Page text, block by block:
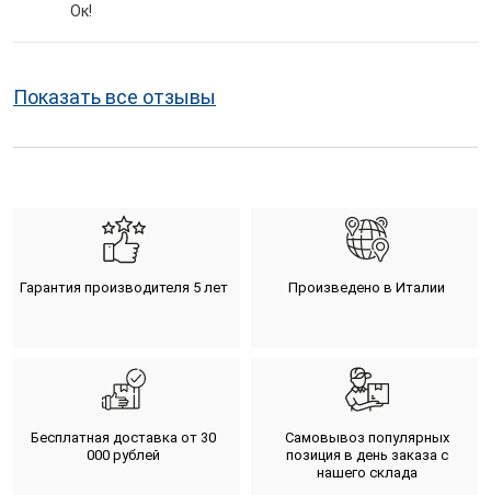
Ок!
Показать все отзывы
Гарантия производителя 5 лет Произведено в Италии
Бесплатная доставка от 30
000 рублей
Самовывоз популярных
позиция в день заказа с
нашего склада